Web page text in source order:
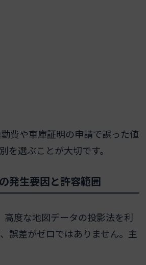
費や車庫証明の申請で誤った値
選ぶことが大切です。
発生要因と許容範囲
度な地図データの投影法を利
誤差がゼロではありません。主